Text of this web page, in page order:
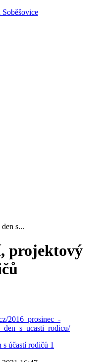
s...
projektový
2016_prosinec_-